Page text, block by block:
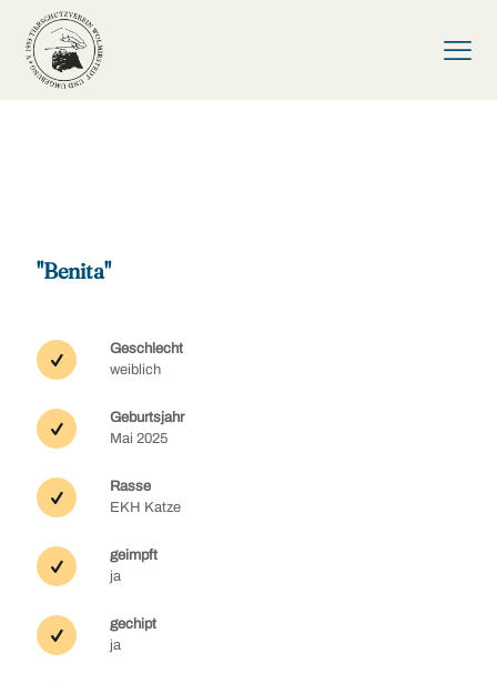
"Benita"
Geschlecht
weiblich
Geburtsjahr
Mai 2025
Rasse
EKH Katze
geimpft
ja
gechipt
ja